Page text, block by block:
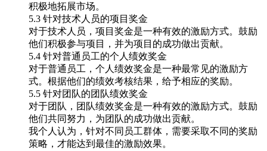
积极地拓展市场。
5.3 针对技术人员的项目奖金
对于技术人员，项目奖金是一种有效的激励方式。鼓励
他们积极参与项目，并为项目的成功做出贡献。
5.4 针对普通员工的个人绩效奖金
对于普通员工，个人绩效奖金是一种最常见的激励方
式。根据他们的绩效考核结果，给予相应的奖励。
5.5 针对团队的团队绩效奖金
对于团队，团队绩效奖金是一种有效的激励方式。鼓励
他们共同努力，为团队的成功做出贡献。
我个人认为，针对不同员工群体，需要采取不同的奖励
策略，才能达到最佳的激励效果。